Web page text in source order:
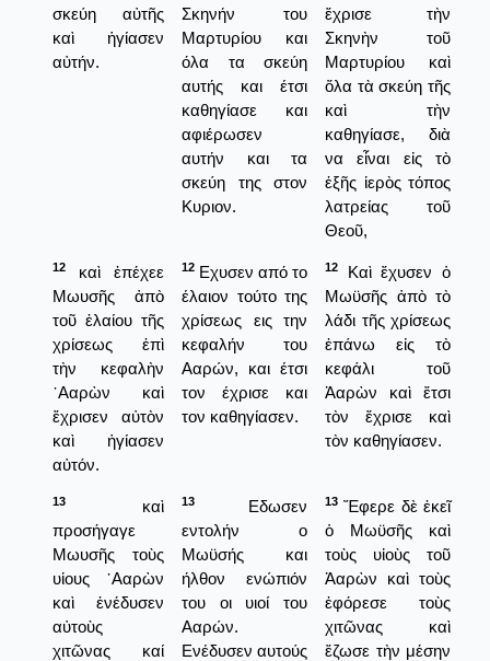
σκεύη αὐτῆς
καὶ ἡγίασεν
αὐτήν.
Σκηνήν του
Μαρτυρίου και
όλα τα σκεύη
αυτής και έτσι
καθηγίασε και
αφιέρωσεν
αυτήν και τα
σκεύη της στον
Κυριον.
ἔχρισε τὴν
Σκηνὴν τοῦ
Μαρτυρίου καὶ
ὅλα τὰ σκεύη τῆς
καὶ τὴν
καθηγίασε, διὰ
να εἶναι εἰς τὸ
ἑξῆς ἱερὸς τόπος
λατρείας τοῦ
Θεοῦ,
12
καὶ ἐπέχεε
Μωυσῆς ἀπὸ
τοῦ ἐλαίου τῆς
χρίσεως ἐπὶ
τὴν κεφαλὴν
᾿Ααρὼν καὶ
ἔχρισεν αὐτὸν
καὶ ἡγίασεν
αὐτόν.
12 Εχυσεν από το
έλαιον τούτο της
χρίσεως εις την
κεφαλήν του
Ααρών, και έτσι
τον έχρισε και
τον καθηγίασεν.
12
Καὶ ἔχυσεν ὁ
Μωϋσῆς ἀπὸ τὸ
λάδι τῆς χρίσεως
ἐπάνω εἰς τὸ
κεφάλι τοῦ
Ἀαρὼν καὶ ἔτσι
τὸν ἔχρισε καὶ
τὸν καθηγίασεν.
13
καὶ
προσήγαγε
Μωυσῆς τοὺς
υἱους ᾿Ααρὼν
καὶ ἐνέδυσεν
αὐτοὺς
χιτῶνας καί
13
Εδωσεν
εντολήν ο
Μωϋσής και
ήλθον ενώπιόν
του οι υιοί του
Ααρών.
Ενέδυσεν αυτούς
13 Ἔφερε δὲ ἐκεῖ
ὁ Μωϋσῆς καὶ
τοὺς υἱοὺς τοῦ
Ἀαρὼν καὶ τοὺς
ἐφόρεσε τοὺς
χιτῶνας καὶ
ἔζωσε τὴν μέσην